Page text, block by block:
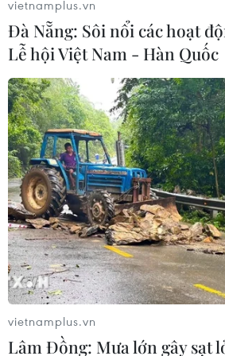
vietnamplus.vn
Đà Nẵng: Sôi nổi các hoạt
Lễ hội Việt Nam - Hàn Quốc
vietnamplus.vn
Lâm Đồng: Mưa lớn gây sạt